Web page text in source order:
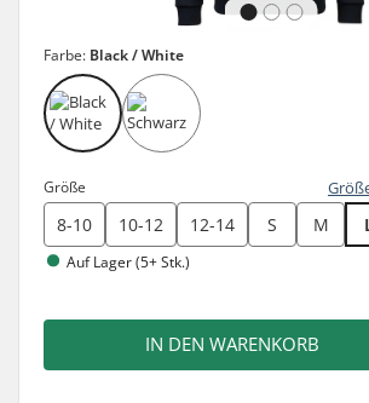
Farbe: Black / White
Größe
8-10 10-12 12-14 S M
Auf Lager (5+ Stk.)
IN DEN WARENKORB